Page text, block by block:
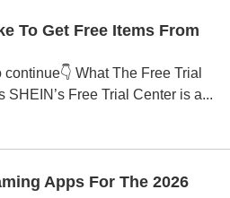
To Get Free Items From
What The Free Trial
SHEIN’s Free Trial Center is a...
Apps For The 2026